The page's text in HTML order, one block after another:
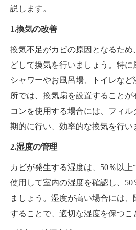
説します。
1.換気の改善
換気不足がカビの原因となるため
どして換気を行いましょう。特に
シャワーやお風呂場、トイレな
所では、換気扇を設置すること
コンを使用する場合には、フィ
期的に行い、効率的な換気を行い
2.湿度の管理
カビが発生する湿度は、50％以
使用して室内の湿度を確認し、50
ましょう。湿度が高い場合には、
することで、適切な湿度を保つこ